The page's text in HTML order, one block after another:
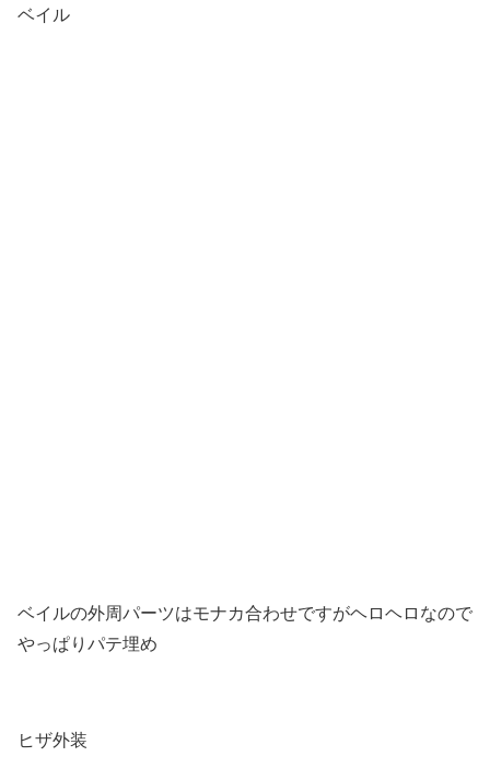
ベイル
ベイルの外周パーツはモナカ合わせですがヘロヘロなので
やっぱりパテ埋め
ヒザ外装